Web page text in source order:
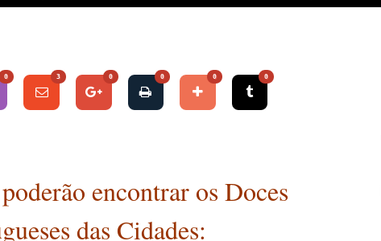
0 3 0 0 0 0
encontrar os Doces
das Cidades: